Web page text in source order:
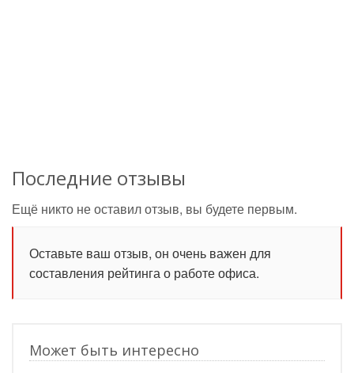
Последние отзывы
Ещё никто не оставил отзыв, вы будете первым.
Оставьте ваш отзыв, он очень важен для
составления рейтинга о работе офиса.
Может быть интересно